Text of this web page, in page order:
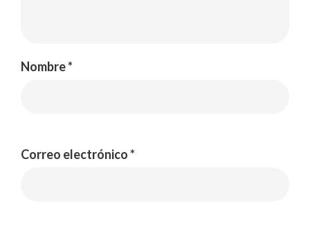
Nombre*
Correo electrónico*